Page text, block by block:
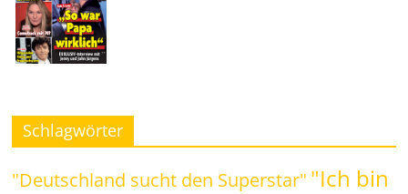
Schlagwörter
"Deutschland sucht den Superstar" "Ich bin